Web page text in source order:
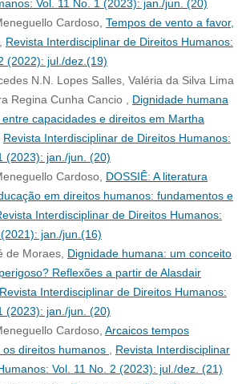
Vol. 11 No. 1 (2023): jan./jun. (20)
Cardoso, Tempos de vento a favor,
Revista Interdisciplinar de Direitos Humanos:
(2022): jul./dez.(19)
N.N. Lopes Salles, Valéria da Silva Lima
Regina Cunha Cancio , Dignidade humana
capacidades e direitos em Martha
Revista Interdisciplinar de Direitos Humanos:
(2023): jan./jun. (20)
Cardoso, DOSSIÊ: A literatura
em direitos humanos: fundamentos e
Interdisciplinar de Direitos Humanos:
jan./jun.(16)
de Moraes, Dignidade humana: um conceito
Reflexões a partir de Alasdair
Revista Interdisciplinar de Direitos Humanos:
(2023): jan./jun. (20)
Cardoso, Arcaicos tempos
os direitos humanos
Revista Interdisciplinar
Vol. 11 No. 2 (2023): jul./dez. (21)